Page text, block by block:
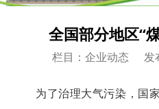
全国部分地区“
栏目：企业动态 发
为了治理大气污染，国家